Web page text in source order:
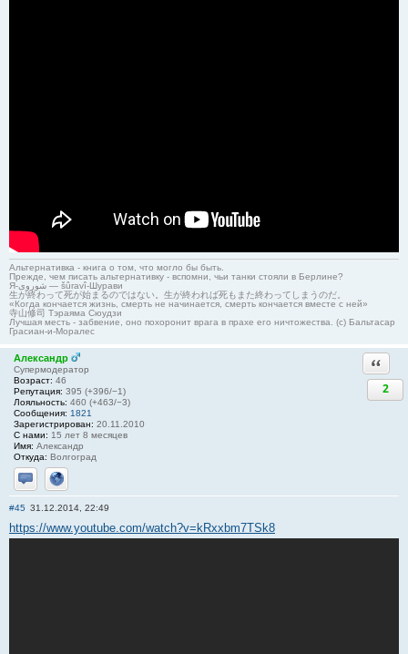
Альтернативка - книга о том, что могло бы быть.
Прежде, чем писать альтернативку - вспомни, чьи танки стояли в Берлине?
Я-شوروی — šûravî-Шурави
生が終わって死が始まるのではない。生が終われば死もまた終わってしまうのだ。
«Когда кончается жизнь, смерть не начинается, смерть кончается вместе с ней»
寺山修司 Тэраяма Сюудзи
Лучшая месть - забвение, оно похоронит врага в прахе его ничтожества. (с) Бальтасар
Грасиан-и-Моралес
Александр
Супермодератор
Возраст: 46
Репутация: 395 (+396/−1)
Лояльность: 460 (+463/−3)
Сообщения: 1821
Зарегистрирован: 20.11.2010
С нами: 15 лет 8 месяцев
Имя: Александр
Откуда: Волгоград
Отправить личное сообщение
Сайт
2
#45 31.12.2014, 22:49
https://www.youtube.com/watch?v=kRxxbm7TSk8